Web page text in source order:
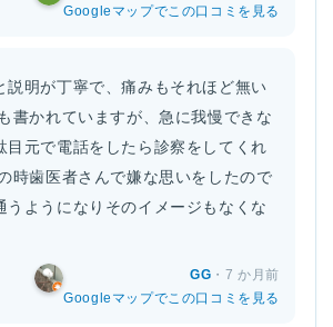
Googleマップでこの口コミを見る
説明が丁寧で、痛みもそれほど無い
書かれていますが、急に我慢できな
目元で電話をしたら診察をしてくれ
時歯医者さんで嫌な思いをしたので
うようになりそのイメージもなくな
GG ・7 か月前
Googleマップでこの口コミを見る